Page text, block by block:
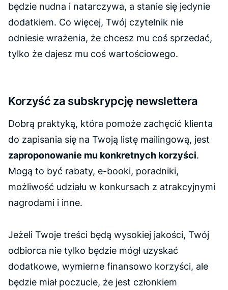
będzie nudna i natarczywa, a stanie się jedynie
dodatkiem. Co więcej, Twój czytelnik nie
odniesie wrażenia, że chcesz mu coś sprzedać,
tylko że dajesz mu coś wartościowego.
Korzyść za subskrypcję newslettera
Dobrą praktyką, która pomoże zachęcić klienta
do zapisania się na Twoją listę mailingową, jest
zaproponowanie mu konkretnych korzyści.
Mogą to być rabaty, e-booki, poradniki,
możliwość udziału w konkursach z atrakcyjnymi
nagrodami i inne.
Jeżeli Twoje treści będą wysokiej jakości, Twój
odbiorca nie tylko będzie mógł uzyskać
dodatkowe, wymierne finansowo korzyści, ale
będzie miał poczucie, że jest członkiem